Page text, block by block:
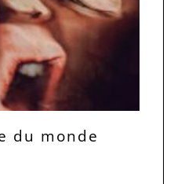
du monde